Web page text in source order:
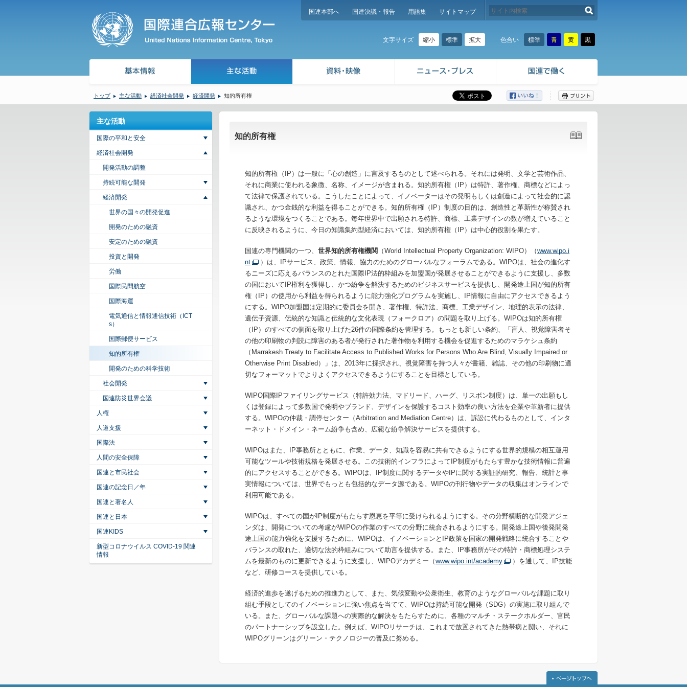
国連本部へ 国連決議・報告 用語集 サイトマップ
文字サイズ 縮小 標準 拡大 色合い 標準 青 黄 黒
トップ 主な活動 経済社会開発 経済開発 知的所有権
知的所有権
知的所有権（IP）は一般に「心の創造」に言及するものとして述べられる。それには発明、文学と芸術作品、
それに商業に使われる象徴、名称、イメージが含まれる。知的所有権（IP）は特許、著作権、商標などによっ
て法律で保護されている。こうしたことによって、イノベーターはその発明もしくは創造によって社会的に認
識され、かつ金銭的な利益を得ることができる。知的所有権（IP）制度の目的は、創造性と革新性が称賛され
るような環境をつくることである。毎年世界中で出願される特許、商標、工業デザインの数が増えていること
に反映されるように、今日の知識集約型経済においては、知的所有権（IP）は中心的役割を果たす。
国連の専門機関の一つ、 世界知的所有権機関 （World Intellectual Property Organization: WIPO）（www.wipo.i
nt
）は、IPサービス、政策、情報、協力のためのグローバルなフォーラムである。WIPOは、社会の進化す
るニーズに応えるバランスのとれた国際IP法的枠組みを加盟国が発展させることができるように支援し、多数
の国においてIP権利を獲得し、かつ紛争を解決するためのビジネスサービスを提供し、開発途上国が知的所有
権（IP）の使用から利益を得られるように能力強化プログラムを実施し、IP情報に自由にアクセスできるよう
にする。WIPO加盟国は定期的に委員会を開き、著作権、特許法、商標、工業デザイン、地理的表示の法律、
遺伝子資源、伝統的な知識と伝統的な文化表現（フォークロア）の問題を取り上げる。WIPOは知的所有権
（IP）のすべての側面を取り上げた26件の国際条約を管理する。もっとも新しい条約、「盲人、視覚障害者そ
の他の印刷物の判読に障害のある者が発行された著作物を利用する機会を促進するためのマラケシュ条約
（Marrakesh Treaty to Facilitate Access to Published Works for Persons Who Are Blind, Visually Impaired or
Otherwise Print Disabled）」は、2013年に採択され、視覚障害を持つ人々が書籍、雑誌、その他の印刷物に適
切なフォーマットでよりよくアクセスできるようにすることを目標としている。
WIPO国際IPファイリングサービス（特許効力法、マドリード、ハーグ、リスボン制度）は、単一の出願もし
くは登録によって多数国で発明やブランド、デザインを保護するコスト効率の良い方法を企業や革新者に提供
する。WIPOの仲裁・調停センター（Arbitration and Mediation Centre）は、訴訟に代わるものとして、インタ
ーネット・ドメイン・ネーム紛争も含め、広範な紛争解決サービスを提供する。
WIPOはまた、IP事務所とともに、作業、データ、知識を容易に共有できるようにする世界的規模の相互運用
可能なツールや技術規格を発展させる。この技術的インフラによってIP制度がもたらす豊かな技術情報に普遍
的にアクセスすることができる。WIPOは、IP制度に関するデータやIPに関する実証的研究、報告、統計と事
実情報については、世界でもっとも包括的なデータ源である。WIPOの刊行物やデータの収集はオンラインで
利用可能である。
WIPOは、すべての国がIP制度がもたらす恩恵を平等に受けられるようにする。その分野横断的な開発アジェ
ンダは、開発についての考慮がWIPOの作業のすべての分野に統合されるようにする。開発途上国や後発開発
途上国の能力強化を支援するために、WIPOは、イノベーションとIP政策を国家の開発戦略に統合することや
バランスの取れた、適切な法的枠組みについて助言を提供する。また、IP事務所がその特許・商標処理システ
ムを最新のものに更新できるように支援し、WIPOアカデミー（www.wipo.int/academy
）を通して、IP技能
など、研修コースを提供している。
経済的進歩を遂げるための推進力として、また、気候変動や公衆衛生、教育のようなグローバルな課題に取り
組む手段としてのイノベーションに強い焦点を当てて、WIPOは持続可能な開発（SDG）の実施に取り組んで
いる。また、グローバルな課題への実際的な解決をもたらすために、各種のマルチ・ステークホルダー、官民
のパートナーシップを設立した。例えば、WIPOリサーチは、これまで放置されてきた熱帯病と闘い、それに
WIPOグリーンはグリーン・テクノロジーの普及に努める。
主な活動
国際の平和と安全
経済社会開発
開発活動の調整
持続可能な開発
経済開発
世界の国々の開発促進
開発のための融資
安定のための融資
投資と開発
労働
国際民間航空
国際海運
電気通信と情報通信技術（ICT
s）
国際郵便サービス
知的所有権
開発のための科学技術
社会開発
国連防災世界会議
人権
人道支援
国際法
人間の安全保障
国連と市民社会
国連の記念日／年
国連と著名人
国連と日本
国連KIDS
新型コロナウイルス COVID-19 関連
情報